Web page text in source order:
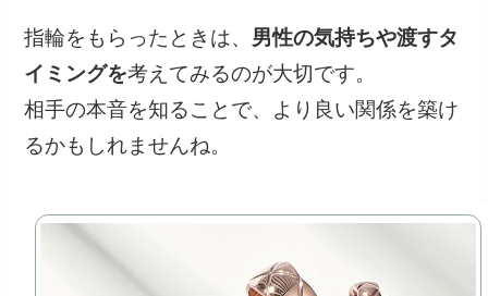
指輪をもらったときは、 男性の気持ちや渡すタ
イミングを考えてみるのが大切です。
相手の本音を知ることで、より良い関係を築け
るかもしれませんね。